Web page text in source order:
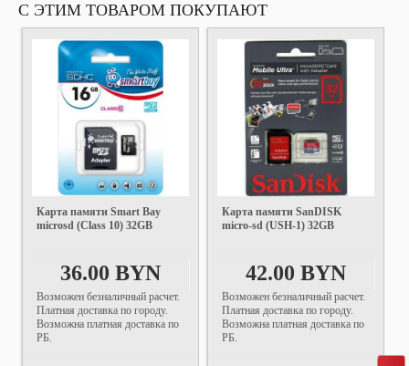
С ЭТИМ ТОВАРОМ ПОКУПАЮТ
Карта памяти Smart Bay
microsd (Class 10) 32GB
36.00 BYN
Возможен безналичный расчет.
Платная доставка по городу.
Возможна платная доставка по
РБ.
Карта памяти SanDISK
micro-sd (USH-1) 32GB
42.00 BYN
Возможен безналичный расчет.
Платная доставка по городу.
Возможна платная доставка по
РБ.